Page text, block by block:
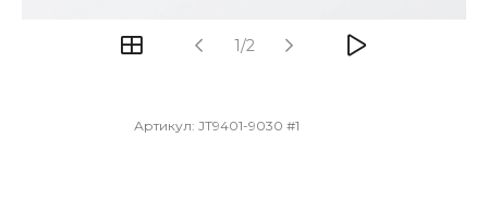
1/2
Артикул: JT9401-9030 #1